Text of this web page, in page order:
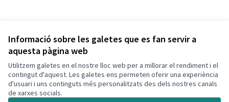
Informació sobre les galetes que es fan servir a
aquesta pàgina web
Utilitzem galetes en el nostre lloc web per a millorar el rendiment i el
contingut d'aquest. Les galetes ens permeten oferir una experiència
d'usuari i uns continguts més personalitzats des dels nostres canals
de xarxes socials.
Veure totes les propostes retirades
Termes i condicions d'ús
Configuració de les galetes
Decidim Calafell a X
Decidim Calafell a Facebook
Decidim Calafell a YouTube
Decidim Calafell a GitHub